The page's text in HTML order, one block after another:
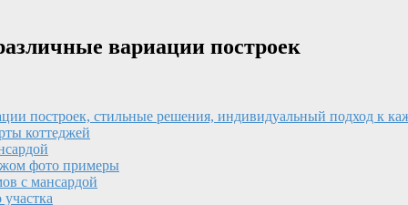
вариации построек
построек, стильные решения, индивидуальный подход к
коттеджей
фото примеры
с мансардой